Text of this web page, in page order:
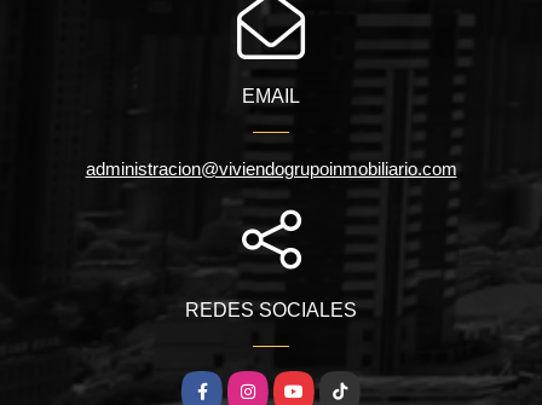
EMAIL
administracion@viviendogrupoinmobiliario.com
REDES SOCIALES
FacebookInstagramYouTubeTikTok